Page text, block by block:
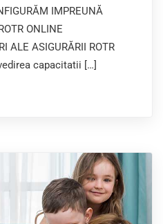
IMPREUNĂ
ONLINE
ALE ASIGURĂRII ROTR
capacitatii […]